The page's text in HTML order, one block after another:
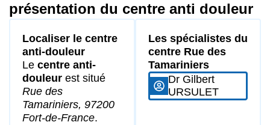
présentation du centre anti douleur
Localiser le centre
anti-douleur
Le centre anti-
douleur est situé
Rue des
Tamariniers, 97200
Fort-de-France.
Les spécialistes du
centre Rue des
Tamariniers
Dr Gilbert
URSULET